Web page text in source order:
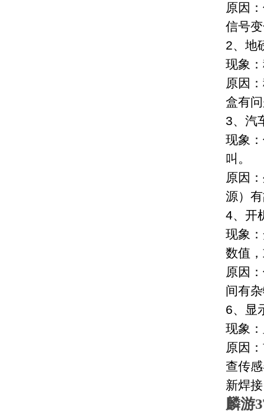
原因
信号
2、地
现象
原因
盒有
3、汽
现象
叫。
原因
源）
4、开
现象
数值
原因
间有
6、显
现象
原因
查传
新焊
麟游